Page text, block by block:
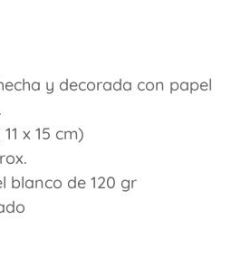
y decorada con papel
x 15 cm)
blanco de 120 gr